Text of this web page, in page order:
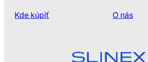
Kde kúpiť O nás